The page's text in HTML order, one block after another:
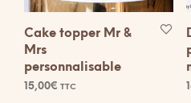
Cake topper Mr &
Mrs
personnalisable
15,00€ TTC